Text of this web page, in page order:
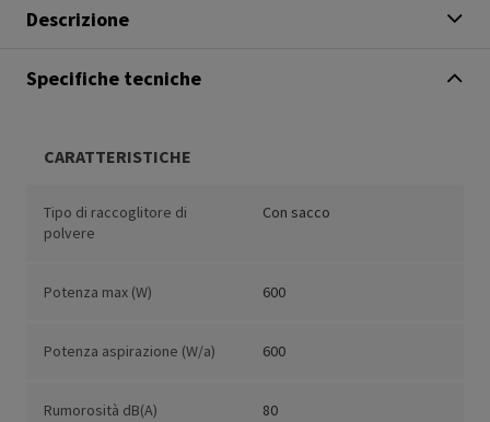
Descrizione
Specifiche tecniche
CARATTERISTICHE
Tipo di raccoglitore di
polvere
Con sacco
Potenza max (W) 600
Potenza aspirazione (W/a) 600
Rumorosità dB(A) 80